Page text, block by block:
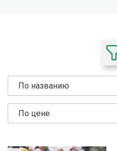
По названию
По цене